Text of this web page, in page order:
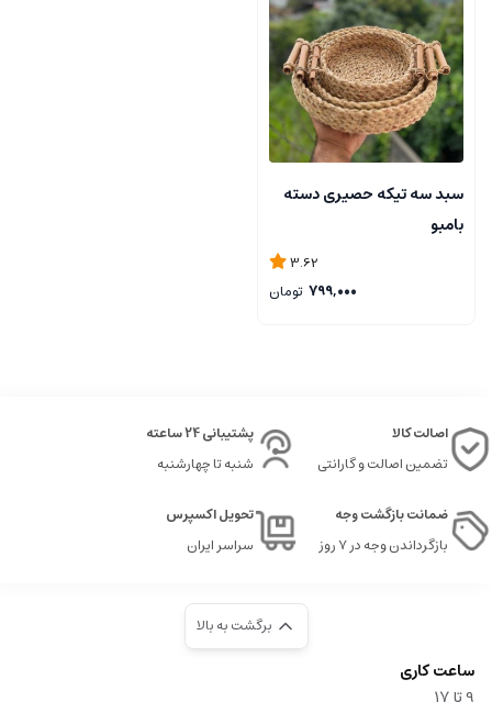
سبد سه تیکه حصیری دسته
بامبو
3.62
799,000 تومان
اصالت کالا
تضمین اصالت و گارانتی
پشتیبانی 24 ساعته
شنبه تا چهارشنبه
ضمانت بازگشت وجه
بازگرداندن وجه در ۷ روز
تحویل اکسپرس
سراسر ایران
برگشت به بالا
ساعت کاری
9‌ تا ۱۷